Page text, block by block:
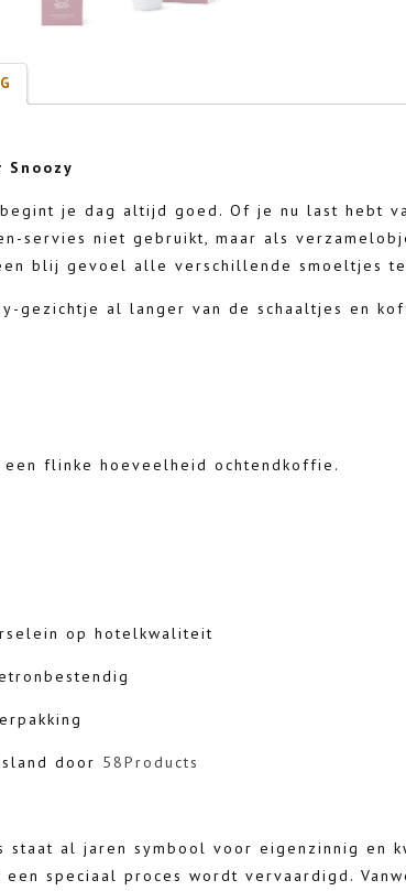
Snoozy
je dag altijd goed. Of je nu last hebt
servies niet gebruikt, maar als
blij gevoel alle verschillende smoeltjes
gezichtje al langer van de schaaltjes en
flinke hoeveelheid ochtendkoffie.
op hotelkwaliteit
door 58Products
staat al jaren symbool voor eigenzinnig en
speciaal proces wordt vervaardigd.